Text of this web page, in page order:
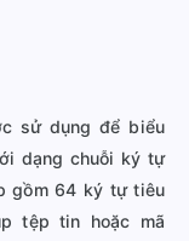
sử dụng để biểu
dạng chuỗi ký tự
gồm 64 ký tự tiêu
tệp tin hoặc mã